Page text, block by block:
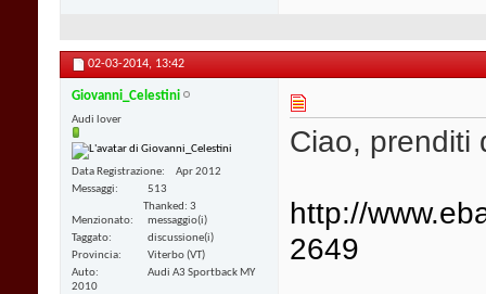
02-03-2014, 13:42
Giovanni_Celestini
Audi lover
Data Registrazione
Apr 2012
Messaggi
513
Thanked: 3
Menzionato
messaggio(i)
Taggato
discussione(i)
Provincia
Viterbo (VT)
Auto
Audi A3 Sportback MY
2010
Ciao, prenditi
http://
2649